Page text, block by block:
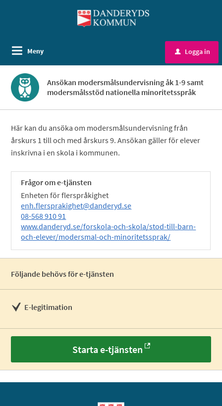
kommun
Meny u Logga in
Ansökan modersmålsundervisning åk 1-9 samt
modersmålsstöd nationella minoritetsspråk
Här kan du ansöka om modersmålsundervisning från
årskurs 1 till och med årskurs 9. Ansökan gäller för elever
inskrivna i en skola i kommunen.
Frågor om e-tjänsten
Enheten för flerspråkighet
enh.flersprakighet@danderyd.se
08-568 910 91
www.danderyd.se/forskola-och-skola/stod-till-barn-
och-elever/modersmal-och-minoritetssprak/
Följande behövs för e-tjänsten
E-legitimation
Starta e-tjänsten